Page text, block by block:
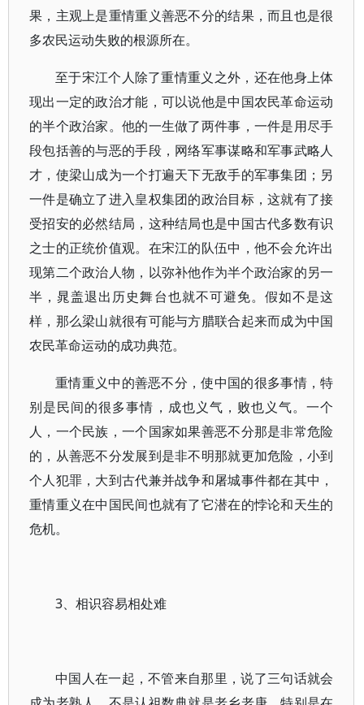
果，主观上是重情重义善恶不分的结果，而且也是很
多农民运动失败的根源所在。
至于宋江个人除了重情重义之外，还在他身上体
现出一定的政治才能，可以说他是中国农民革命运动
的半个政治家。他的一生做了两件事，一件是用尽手
段包括善的与恶的手段，网络军事谋略和军事武略人
才，使梁山成为一个打遍天下无敌手的军事集团；另
一件是确立了进入皇权集团的政治目标，这就有了接
受招安的必然结局，这种结局也是中国古代多数有识
之士的正统价值观。在宋江的队伍中，他不会允许出
现第二个政治人物，以弥补他作为半个政治家的另一
半，晁盖退出历史舞台也就不可避免。假如不是这
样，那么梁山就很有可能与方腊联合起来而成为中国
农民革命运动的成功典范。
重情重义中的善恶不分，使中国的很多事情，特
别是民间的很多事情，成也义气，败也义气。一个
人，一个民族，一个国家如果善恶不分那是非常危险
的，从善恶不分发展到是非不明那就更加危险，小到
个人犯罪，大到古代兼并战争和屠城事件都在其中，
重情重义在中国民间也就有了它潜在的悖论和天生的
危机。
3、相识容易相处难
中国人在一起，不管来自那里，说了三句话就会